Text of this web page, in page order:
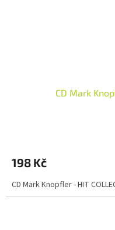
CD Mark
198 Kč
CD Mark Knopfler - HIT